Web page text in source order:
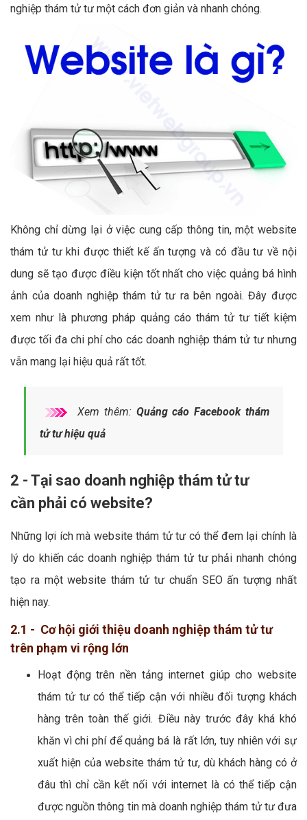
nghiệp thám tử tư một cách đơn giản và nhanh chóng.
Không chỉ dừng lại ở việc cung cấp thông tin, một website
thám tử tư khi được thiết kế ấn tượng và có đầu tư về nội
dung sẽ tạo được điều kiện tốt nhất cho việc quảng bá hình
ảnh của doanh nghiệp thám tử tư ra bên ngoài. Đây được
xem như là phương pháp quảng cáo thám tử tư tiết kiệm
được tối đa chi phí cho các doanh nghiệp thám tử tư nhưng
vẫn mang lại hiệu quả rất tốt.
Xem thêm: Quảng cáo Facebook thám
tử tư hiệu quả
2 - Tại sao doanh nghiệp thám tử tư
cần phải có website?
Những lợi ích mà website thám tử tư có thể đem lại chính là
lý do khiến các doanh nghiệp thám tử tư phải nhanh chóng
tạo ra một website thám tử tư chuẩn SEO ấn tượng nhất
hiện nay.
2.1 - Cơ hội giới thiệu doanh nghiệp thám tử tư
trên phạm vi rộng lớn
Hoạt động trên nền tảng internet giúp cho website
thám tử tư có thể tiếp cận với nhiều đối tượng khách
hàng trên toàn thế giới. Điều này trước đây khá khó
khăn vì chi phí để quảng bá là rất lớn, tuy nhiên với sự
xuất hiện của website thám tử tư, dù khách hàng có ở
đâu thì chỉ cần kết nối với internet là có thể tiếp cận
được nguồn thông tin mà doanh nghiệp thám tử tư đưa